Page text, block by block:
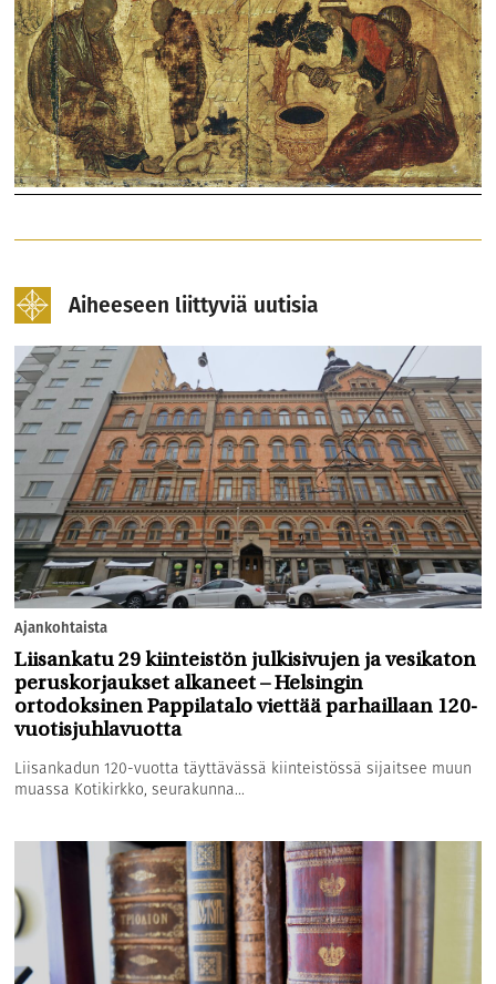
Aiheeseen liittyviä uutisia
Ajankohtaista
Liisankatu 29 kiinteistön julkisivujen ja vesikaton
peruskorjaukset alkaneet – Helsingin
ortodoksinen Pappilatalo viettää parhaillaan 120-
vuotisjuhlavuotta
Liisankadun 120-vuotta täyttävässä kiinteistössä sijaitsee muun
muassa Kotikirkko, seurakunna...